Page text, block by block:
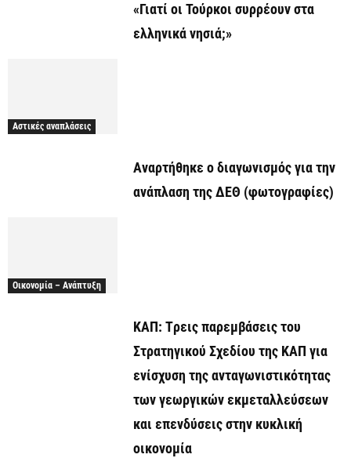
«Γιατί οι Τούρκοι συρρέουν στα
ελληνικά νησιά;»
Αστικές αναπλάσεις
Αναρτήθηκε o διαγωνισμός για την
ανάπλαση της ΔΕΘ (φωτογραφίες)
Οικονομία – Ανάπτυξη
ΚΑΠ: Tρεις παρεμβάσεις του
Στρατηγικού Σχεδίου της ΚΑΠ για
ενίσχυση της ανταγωνιστικότητας
των γεωργικών εκμεταλλεύσεων
και επενδύσεις στην κυκλική
οικονομία